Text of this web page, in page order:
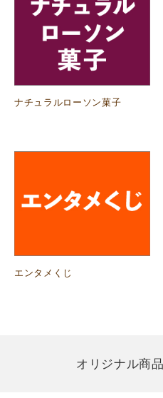
ナチュラルローソン菓子
エンタメくじ
オリジナル商